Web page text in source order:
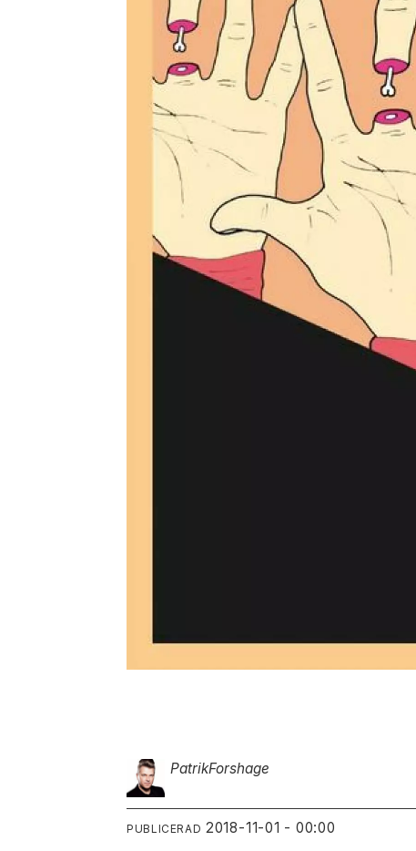
PatrikForshage
PUBLICERAD 2018-11-01 - 00:00